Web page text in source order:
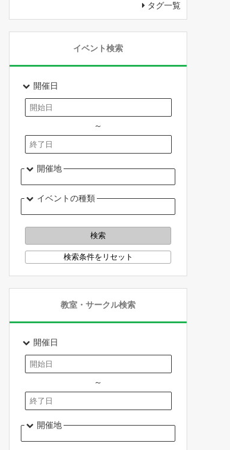
タグ一覧
イベント検索
開催日
～
開催地
イベントの種類
教室・サークル検索
開催日
～
開催地